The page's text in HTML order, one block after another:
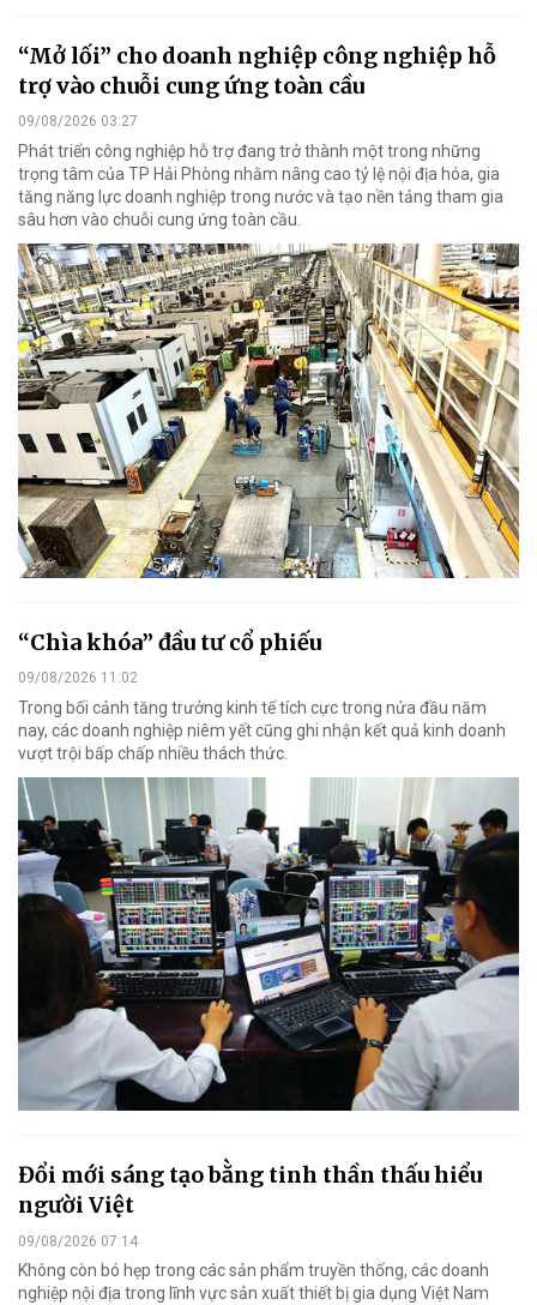
“Mở lối” cho doanh nghiệp công nghiệp hỗ
trợ vào chuỗi cung ứng toàn cầu
09/08/2026 03:27
Phát triển công nghiệp hỗ trợ đang trở thành một trong những
trọng tâm của TP Hải Phòng nhằm nâng cao tỷ lệ nội địa hóa, gia
tăng năng lực doanh nghiệp trong nước và tạo nền tảng tham gia
sâu hơn vào chuỗi cung ứng toàn cầu.
“Chìa khóa” đầu tư cổ phiếu
09/08/2026 11:02
Trong bối cảnh tăng trưởng kinh tế tích cực trong nửa đầu năm
nay, các doanh nghiệp niêm yết cũng ghi nhận kết quả kinh doanh
vượt trội bấp chấp nhiều thách thức.
Đổi mới sáng tạo bằng tinh thần thấu hiểu
người Việt
09/08/2026 07:14
Không còn bó hẹp trong các sản phẩm truyền thống, các doanh
nghiệp nội địa trong lĩnh vực sản xuất thiết bị gia dụng Việt Nam